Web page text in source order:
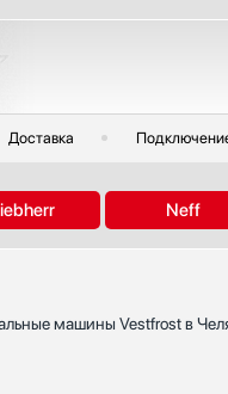
Доставка
Neff
машины Vestfrost в